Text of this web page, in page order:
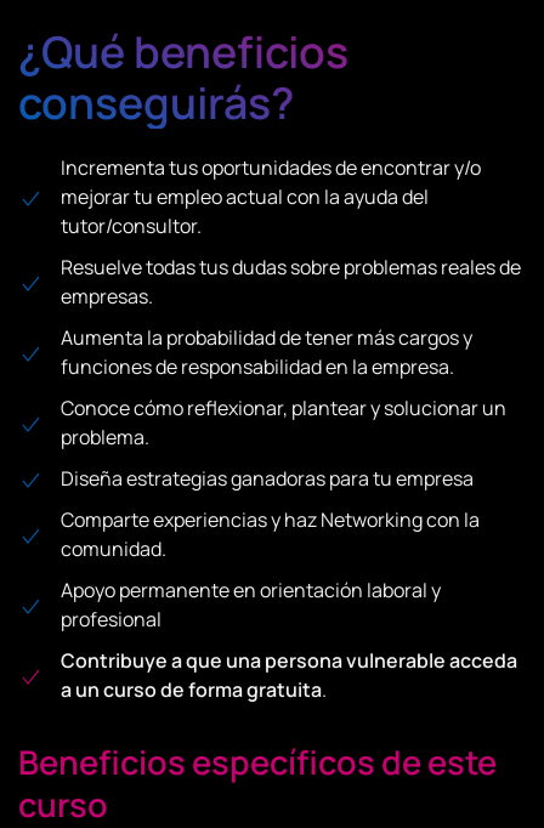
¿Qué beneficios
conseguirás?
Incrementa tus oportunidades de encontrar y/o
mejorar tu empleo actual con la ayuda del
tutor/consultor.
Resuelve todas tus dudas sobre problemas reales de
empresas.
Aumenta la probabilidad de tener más cargos y
funciones de responsabilidad en la empresa.
Conoce cómo reflexionar, plantear y solucionar un
problema.
Diseña estrategias ganadoras para tu empresa
Comparte experiencias y haz Networking con la
comunidad.
Apoyo permanente en orientación laboral y
profesional
Contribuye a que una persona vulnerable acceda
a un curso de forma gratuita.
Beneficios específicos de este
curso